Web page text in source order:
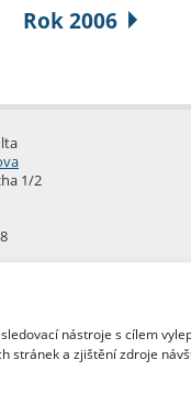
nástroje s cílem
stránek a zjištění zdroje
Rok 2006
1/2